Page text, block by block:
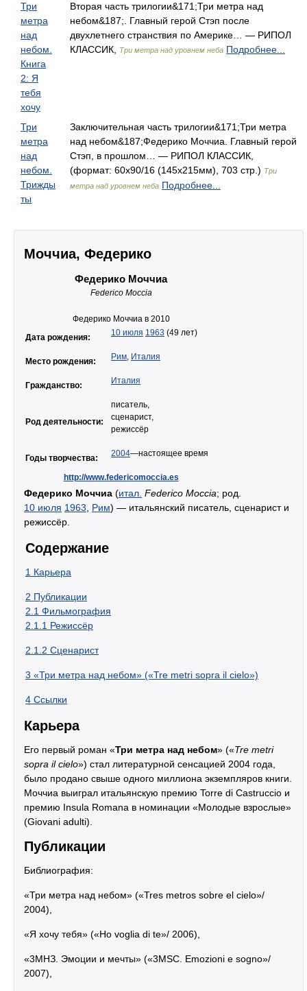
Три
метра
над
небом.
Книга
2: Я
тебя
хочу
Вторая часть трилогии&171;Три метра над
небом&187;. Главный герой Стэп после
двухлетнего странствия по Америке… — РИПОЛ
КЛАССИК,
Три метра над уровнем неба Подробнее...
Три
метра
над
небом.
Трижды
ты
Заключительная часть трилогии&171;Три метра
над небом&187;Федерико Моччиа. Главный герой
Стэп, в прошлом… — РИПОЛ КЛАССИК,
(формат: 60x90/16 (145x215мм), 703 стр.) Три
метра над уровнем неба Подробнее...
Моччиа, Федерико
Федерико Моччиа
Federico Moccia
Федерико Моччиа в 2010
Дата рождения:
10 июля 1963 (49 лет)
Место рождения: Рим, Италия
Гражданство: Италия
Род деятельности:
писатель,
сценарист,
режиссёр
Годы творчества: 2004—настоящее время
http://www.federicomoccia.es
Федерико Моччиа (итал. Federico Moccia; род.
10 июля 1963 Рим) — итальянский писатель, сценарист и
режиссёр.
Содержание
1 Карьера
2 Публикации
2.1 Фильмография
2.1.1 Режиссёр
2.1.2 Cценарист
3 «Три метра над небом» («Tre metri sopra il cielo»)
4 Ссылки
Карьера
Его первый роман «Три метра над небом» («Tre metri
sopra il cielo») стал литературной сенсацией 2004 года,
было продано свыше одного миллиона экземпляров книги.
Моччиа выиграл итальянскую премию Torre di Castruccio и
премию Insula Romana в номинации «Молодые взрослые»
(Giovani adulti).
Публикации
Библиография:
«Три метра над небом» («Tres metros sobre el cielo»/
2004),
«Я хочу тебя» («Ho voglia di te»/ 2006),
«3МНЗ. Эмоции и мечты» («3MSC. Emozioni e sogno»/
2007),